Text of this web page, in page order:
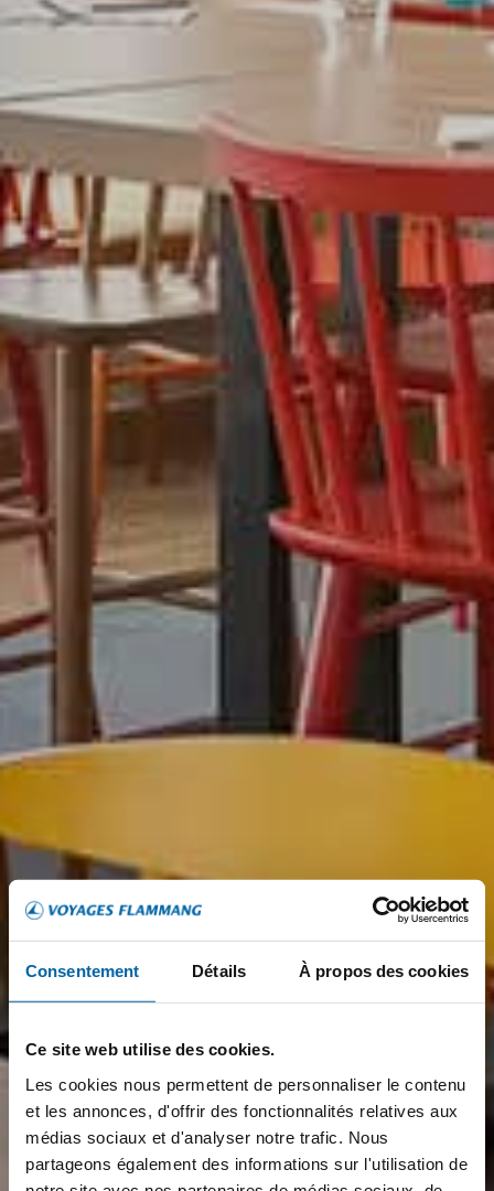
Consentement Détails À propos des cookies
Ce site web utilise des cookies.
Les cookies nous permettent de personnaliser le contenu
et les annonces, d'offrir des fonctionnalités relatives aux
médias sociaux et d'analyser notre trafic. Nous
partageons également des informations sur l'utilisation de